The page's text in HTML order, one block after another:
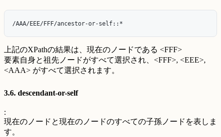
上記のXPathの結果は、現在のノードである <FFF>
要素自身と祖先ノードがすべて選択され、<FFF>, <EEE>,
<AAA> がすべて選択されます。
3.6. descendant-or-self
:
現在のノードと現在のノードのすべての子孫ノードを表しま
す。